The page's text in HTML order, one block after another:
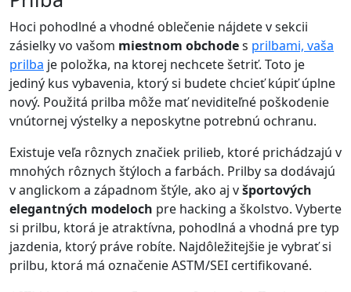
Hoci pohodlné a vhodné oblečenie nájdete v sekcii
zásielky vo vašom miestnom obchodes prilbami, vaša
prilba je položka, na ktorej nechcete šetriť. Toto je
jediný kus vybavenia, ktorý si budete chcieť kúpiť úplne
nový. Použitá prilba môže mať neviditeľné poškodenie
vnútornej výstelky a neposkytne potrebnú ochranu.
Existuje veľa rôznych značiek prilieb, ktoré prichádzajú v
mnohých rôznych štýloch a farbách. Prilby sa dodávajú
v anglickom a západnom štýle, ako aj všportových
elegantných modeloch pre hacking a školstvo. Vyberte
si prilbu, ktorá je atraktívna, pohodlná a vhodná pre typ
jazdenia, ktorý práve robíte. Najdôležitejšie je vybrať si
prilbu, ktorá má označenie ASTM/SEI certifikované.